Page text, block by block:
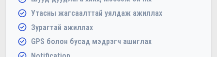
Утасны жагсаалттай уялдаж ажиллах
Зурагтай ажиллах
GPS болон бусад мэдрэгч ашиглах